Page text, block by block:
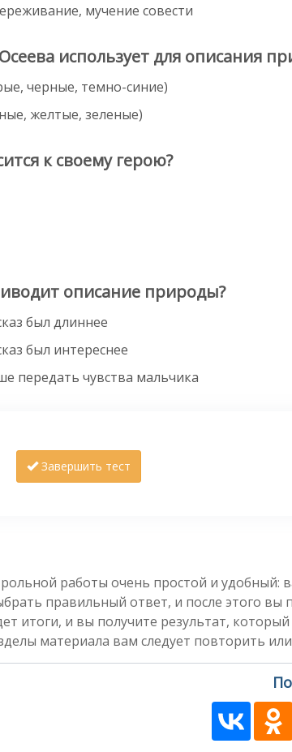
мучение совести
использует для описания
черные, темно-синие)
желтые, зеленые)
к своему герою?
описание природы?
был длиннее
был интереснее
передать чувства мальчика
Завершить тест
работы очень простой и
правильный ответ, и после этого вы
итоги, и вы получите результат,
материала вам следует повторить